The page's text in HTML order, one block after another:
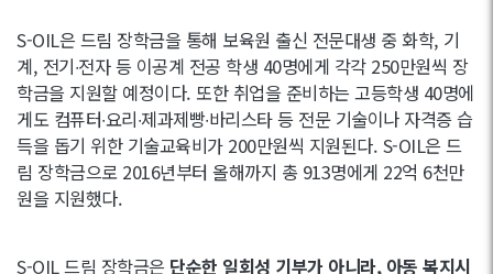
S-OIL은 드림 장학금을 통해 보육원 출신 전문대생 중 화학, 기
계, 전기∙전자 등 이공계 전공 학생 40명에게 각각 250만원씩 장
학금을 지원할 예정이다. 또한 취업을 준비하는 고등학생 40명에
게도 컴퓨터∙요리∙제과제빵∙바리스타 등 전문 기술이나 자격증 습
득을 돕기 위한 기술교육비가 200만원씩 지원된다. S-OIL은 드
림 장학금으로 2016년부터 올해까지 총 913명에게 22억 6천만
원을 지원했다.
S-OIL 드림 장학금은 단순한 일회성 기부가 아니라, 아동 복지시